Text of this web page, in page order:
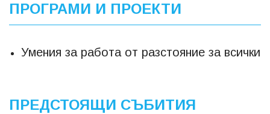
ПРОГРАМИ И ПРОЕКТИ
Умения за работа от разстояние за всички
ПРЕДСТОЯЩИ СЪБИТИЯ